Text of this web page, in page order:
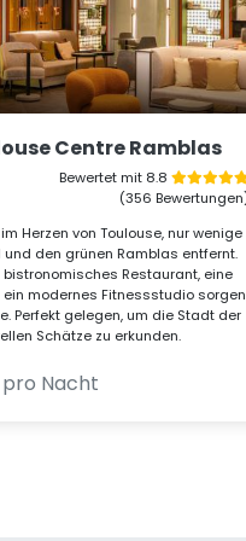
Centre Ramblas
Bewertet mit 8.8
(356
Herzen von Toulouse, nur wenige
und den grünen Ramblas entfernt.
bistronomisches Restaurant, eine
modernes Fitnessstudio sorgen
Perfekt gelegen, um die Stadt der
Schätze zu erkunden.
pro Nacht